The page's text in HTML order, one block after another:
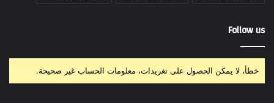
Follow us
خطأ، لا يمكن الحصول على تغريدات، معلومات الحساب غير صحيحة.